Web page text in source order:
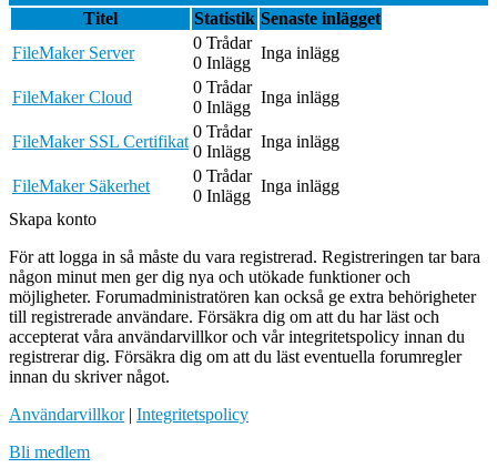
Titel
Statistik Senaste inlägget
FileMaker Server
0 Trådar
0 Inlägg
Inga inlägg
FileMaker Cloud
0 Trådar
0 Inlägg
Inga inlägg
FileMaker SSL Certifikat
0 Trådar
0 Inlägg
Inga inlägg
FileMaker Säkerhet
0 Trådar
0 Inlägg
Inga inlägg
Skapa konto
För att logga in så måste du vara registrerad. Registreringen tar bara
någon minut men ger dig nya och utökade funktioner och
möjligheter. Forumadministratören kan också ge extra behörigheter
till registrerade användare. Försäkra dig om att du har läst och
accepterat våra användarvillkor och vår integritetspolicy innan du
registrerar dig. Försäkra dig om att du läst eventuella forumregler
innan du skriver något.
Användarvillkor| Integritetspolicy
Bli medlem